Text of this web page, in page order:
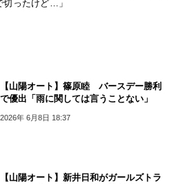
切ったけど…」
【山陽オート】篠原睦 バースデー勝利
で優出「雨に関しては言うことない」
2026年 6月8日 18:37
【山陽オート】新井日和がガールズトラ